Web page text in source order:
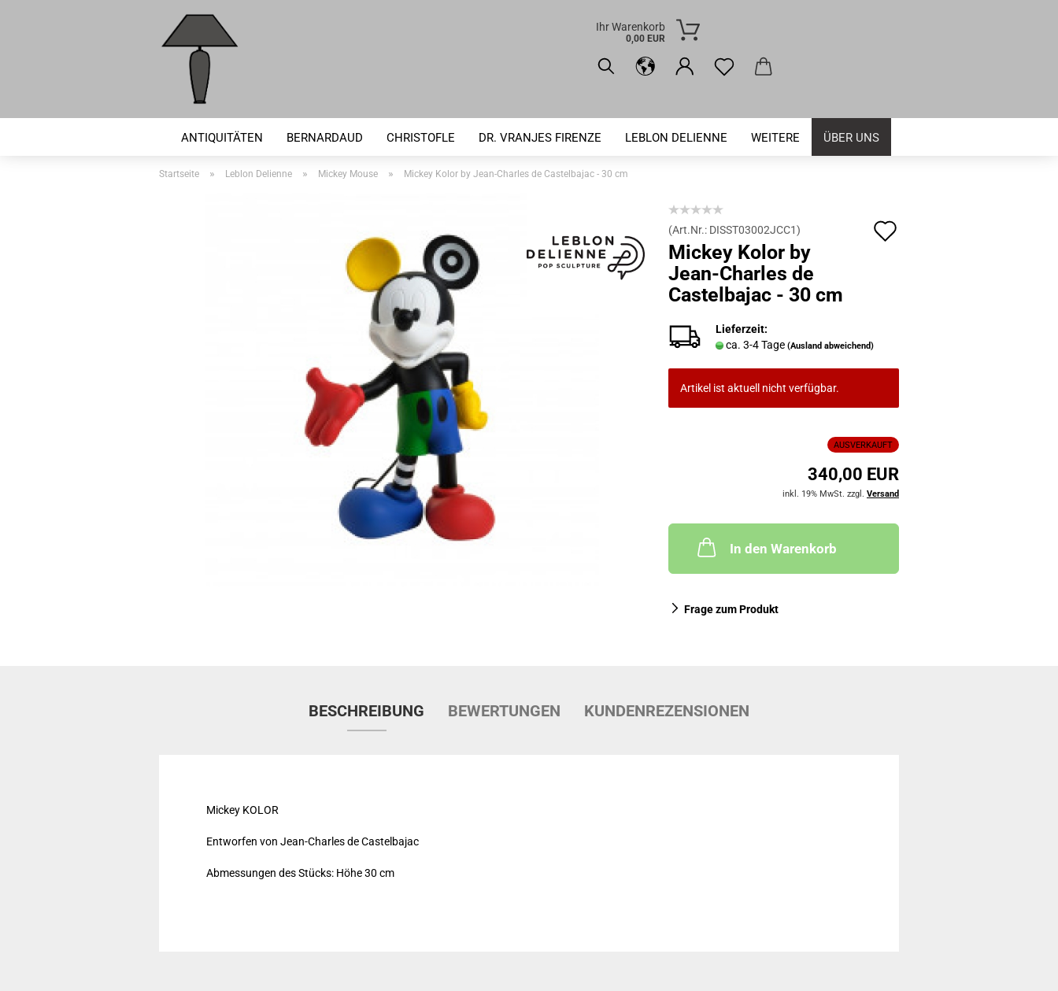
Ihr Warenkorb
0,00 EUR
ANTIQUITÄTEN BERNARDAUD CHRISTOFLE DR. VRANJES FIRENZE LEBLON DELIENNE ÜBER UNS
WEITERE
Startseite » Leblon Delienne » Mickey Mouse » Mickey Kolor by Jean-Charles de Castelbajac - 30 cm
(Art.Nr.: DISST03002JCC1)
Mickey Kolor by
Jean-Charles de
Castelbajac - 30 cm
Lieferzeit:
ca. 3-4 Tage (Ausland abweichend)
Artikel ist aktuell nicht verfügbar.
AUSVERKAUFT
340,00 EUR
inkl. 19% MwSt. zzgl. Versand
In den Warenkorb
Frage zum Produkt
BESCHREIBUNG BEWERTUNGEN KUNDENREZENSIONEN
Mickey KOLOR
Entworfen von Jean-Charles de Castelbajac
Abmessungen des Stücks: Höhe 30 cm